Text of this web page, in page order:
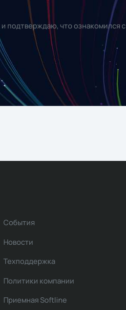
и подтверждаю, что ознакомился с
События
Новости
Техподдержка
Политики компании
Приемная Softline